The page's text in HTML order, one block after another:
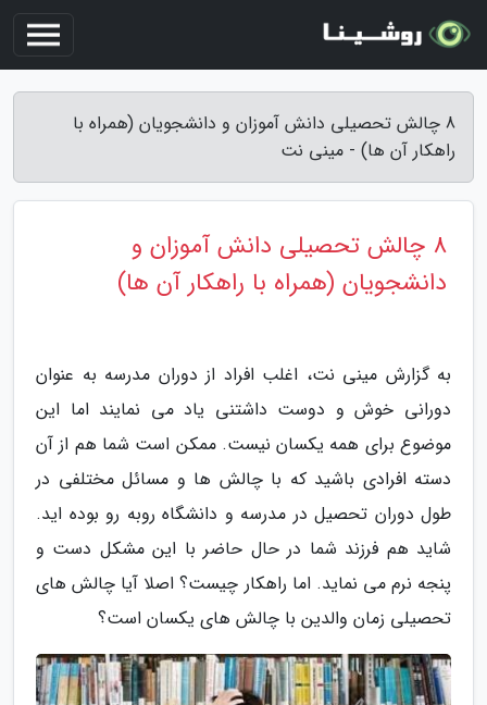
8 چالش تحصیلی دانش آموزان و دانشجویان (همراه با
راهکار آن ها) - مینی نت
8 چالش تحصیلی دانش آموزان و
دانشجویان (همراه با راهکار آن ها)
به گزارش مینی نت، اغلب افراد از دوران مدرسه به عنوان
دورانی خوش و دوست داشتنی یاد می نمایند اما این
موضوع برای همه یکسان نیست. ممکن است شما هم از آن
دسته افرادی باشید که با چالش ها و مسائل مختلفی در
طول دوران تحصیل در مدرسه و دانشگاه روبه رو بوده اید.
شاید هم فرزند شما در حال حاضر با این مشکل دست و
پنجه نرم می نماید. اما راهکار چیست؟ اصلا آیا چالش های
تحصیلی زمان والدین با چالش های یکسان است؟